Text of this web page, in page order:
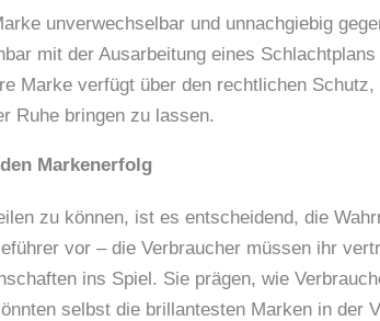
unverwechselbar und unnachgiebig
mit der Ausarbeitung eines
Marke verfügt über den rechtlichen
Ruhe bringen zu lassen.
Markenerfolg
zu können, ist es entscheidend, die
vor – die Verbraucher müssen ihr
ins Spiel. Sie prägen, wie
selbst die brillantesten Marken in der